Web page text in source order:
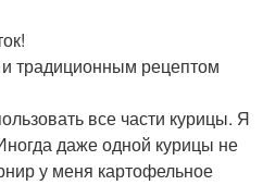
традиционным рецептом
все части курицы. Я
даже одной курицы не
у меня картофельное